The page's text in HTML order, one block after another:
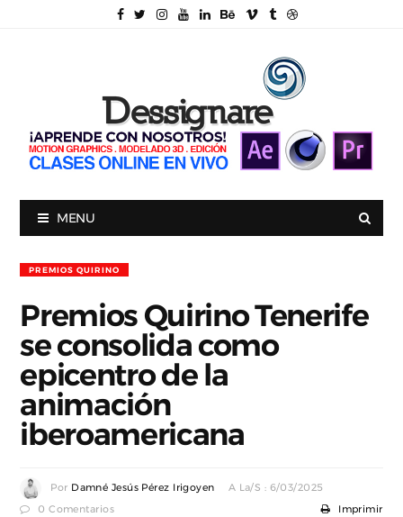
MENU
PREMIOS QUIRINO
Premios Quirino Tenerife
se consolida como
epicentro de la
animación
iberoamericana
Por Damné Jesús Pérez Irigoyen A La/s : 6/03/2025
0 Comentarios Imprimir